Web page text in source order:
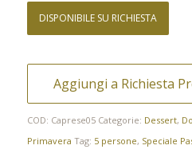
DISPONIBILE SU RICHIESTA
Aggiungi a Richiesta
COD: Caprese05 Categorie: Dessert,
Primavera Tag: 5 persone, Speciale